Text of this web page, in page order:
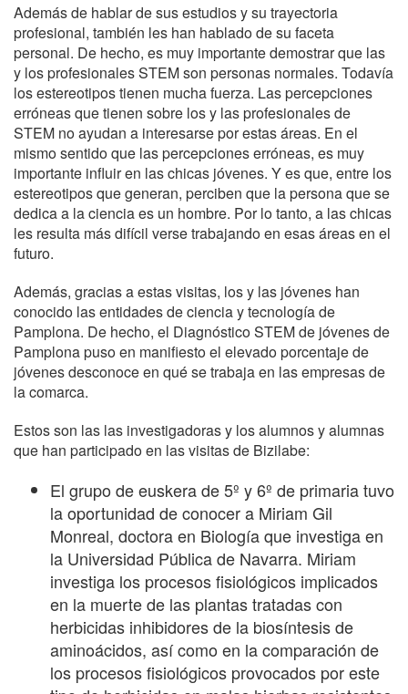
Además de hablar de sus estudios y su trayectoria
profesional, también les han hablado de su faceta
personal. De hecho, es muy importante demostrar que las
y los profesionales STEM son personas normales. Todavía
los estereotipos tienen mucha fuerza. Las percepciones
erróneas que tienen sobre los y las profesionales de
STEM no ayudan a interesarse por estas áreas. En el
mismo sentido que las percepciones erróneas, es muy
importante influir en las chicas jóvenes. Y es que, entre los
estereotipos que generan, perciben que la persona que se
dedica a la ciencia es un hombre. Por lo tanto, a las chicas
les resulta más difícil verse trabajando en esas áreas en el
futuro.
Además, gracias a estas visitas, los y las jóvenes han
conocido las entidades de ciencia y tecnología de
Pamplona. De hecho, el Diagnóstico STEM de jóvenes de
Pamplona puso en manifiesto el elevado porcentaje de
jóvenes desconoce en qué se trabaja en las empresas de
la comarca.
Estos son las las investigadoras y los alumnos y alumnas
que han participado en las visitas de Bizilabe:
El grupo de euskera de 5º y 6º de primaria tuvo
la oportunidad de conocer a Miriam Gil
Monreal, doctora en Biología que investiga en
la Universidad Pública de Navarra. Miriam
investiga los procesos fisiológicos implicados
en la muerte de las plantas tratadas con
herbicidas inhibidores de la biosíntesis de
aminoácidos, así como en la comparación de
los procesos fisiológicos provocados por este